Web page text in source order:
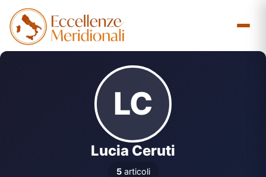
contenuto
LC
Lucia Ceruti
5articoli